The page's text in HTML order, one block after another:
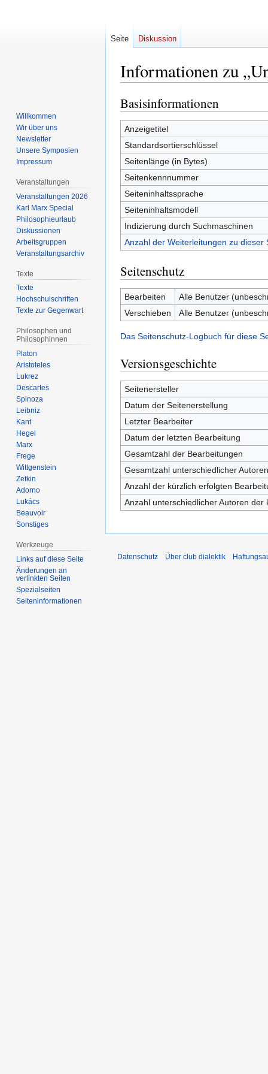
Informationen zu
Zur
Navigation
springen
Zur
Suche
springen
Basisinformationen
Anzeigetitel
Standardsortierschlüssel
Seitenlänge (in Bytes)
Seitenkennnummer
Seiteninhaltssprache
Seiteninhaltsmodell
Indizierung durch Suchmaschinen
Anzahl der Weiterleitungen zu dieser
Seitenschutz
Bearbeiten
Alle Benutzer
Verschieben
Alle Benutzer
Das Seitenschutz-Logbuch für diese
Versionsgeschichte
Seitenersteller
Datum der Seitenerstellung
Letzter Bearbeiter
Datum der letzten Bearbeitung
Gesamtzahl der Bearbeitungen
Gesamtzahl unterschiedlicher Autoren
Anzahl der kürzlich erfolgten
Anzahl unterschiedlicher Autoren
Seite Diskussion
Willkommen
Wir über uns
Newsletter
Unsere Symposien
Impressum
Veranstaltungen
Veranstaltungen 2026
Karl Marx Special
Philosophieurlaub
Diskussionen
Arbeitsgruppen
Veranstaltungsarchiv
Texte
Texte
Hochschulschriften
Texte zur Gegenwart
Philosophen und
Philosophinnen
Platon
Aristoteles
Lukrez
Descartes
Spinoza
Leibniz
Kant
Hegel
Marx
Frege
Wittgenstein
Zetkin
Adorno
Lukács
Beauvoir
Sonstiges
Werkzeuge
Links auf diese Seite
Änderungen an
verlinkten Seiten
Spezialseiten
Seiten­­informationen
Datenschutz Über club dialektik